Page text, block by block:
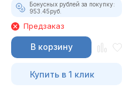
Бонусных рублей за покупку:
953.45руб.
Предзаказ
В корзину
Купить в 1 клик